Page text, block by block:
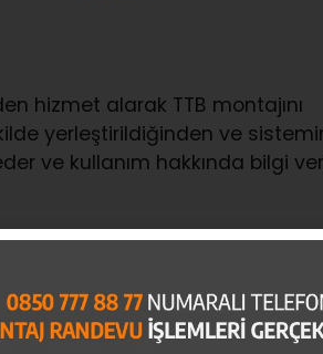
hizmet alarak TTB montajını
yerleştirildiğinden ve
ve kullanım hakkında bilgi
belgesi ve plaka bilgileri
edebilirsiniz.